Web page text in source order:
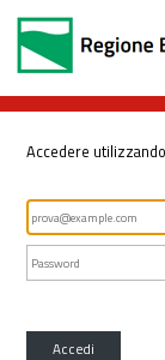
Accedere
Accedi